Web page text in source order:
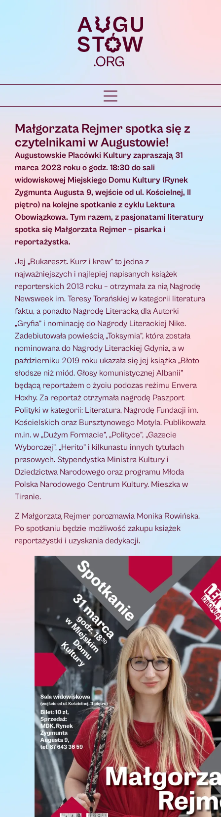
Małgorzata Rejmer spotka się z
czytelnikami w Augustowie!
Augustowskie Placówki Kultury zapraszają 31
marca 2023 roku o godz. 18:30 do sali
widowiskowej Miejskiego Domu Kultury (Rynek
Zygmunta Augusta 9, wejście od ul. Kościelnej, II
piętro) na kolejne spotkanie z cyklu Lektura
Obowiązkowa. Tym razem, z pasjonatami literatury
spotka się Małgorzata Rejmer – pisarka i
reportażystka.
Jej „Bukareszt. Kurz i krew” to jedna z
najważniejszych i najlepiej napisanych książek
reporterskich 2013 roku – otrzymała za nią Nagrodę
Newsweek im. Teresy Torańskiej w kategorii literatura
faktu, a ponadto Nagrodę Literacką dla Autorki
„Gryfia” i nominację do Nagrody Literackiej Nike.
Zadebiutowała powieścią „Toksymia”, która została
nominowana do Nagrody Literackiej Gdynia, a w
październiku 2019 roku ukazała się jej książka „Błoto
słodsze niż miód. Głosy komunistycznej Albanii”
będącą reportażem o życiu podczas reżimu Envera
Hoxhy. Za reportaż otrzymała nagrodę Paszport
Polityki w kategorii: Literatura, Nagrodę Fundacji im.
Kościelskich oraz Bursztynowego Motyla. Publikowała
m.in. w „Dużym Formacie”, „Polityce”, „Gazecie
Wyborczej”, „Herito” i kilkunastu innych tytułach
prasowych. Stypendystka Ministra Kultury i
Dziedzictwa Narodowego oraz programu Młoda
Polska Narodowego Centrum Kultury. Mieszka w
Tiranie.
Z Małgorzatą Rejmer porozmawia Monika Rowińska.
Po spotkaniu będzie możliwość zakupu książek
reportażystki i uzyskania dedykacji.